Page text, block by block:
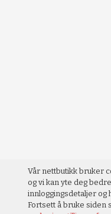
Vår nettbutikk bruker
og vi kan yte deg
innloggingsdetaljer og
Fortsett å bruke siden